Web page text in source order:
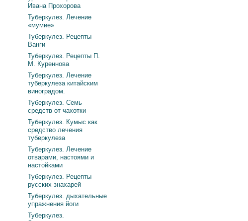
Ивана Прохорова
Туберкулез. Лечение
«мумие»
Туберкулез. Рецепты
Ванги
Туберкулез. Рецепты П.
М. Куреннова
Туберкулез. Лечение
туберкулеза китайским
виноградом.
Туберкулез. Семь
средств от чахотки
Туберкулез. Кумыс как
средство лечения
туберкулеза
Туберкулез. Лечение
отварами, настоями и
настойками
Туберкулез. Рецепты
русских знахарей
Туберкулез. дыхательные
упражнения йоги
Туберкулез.